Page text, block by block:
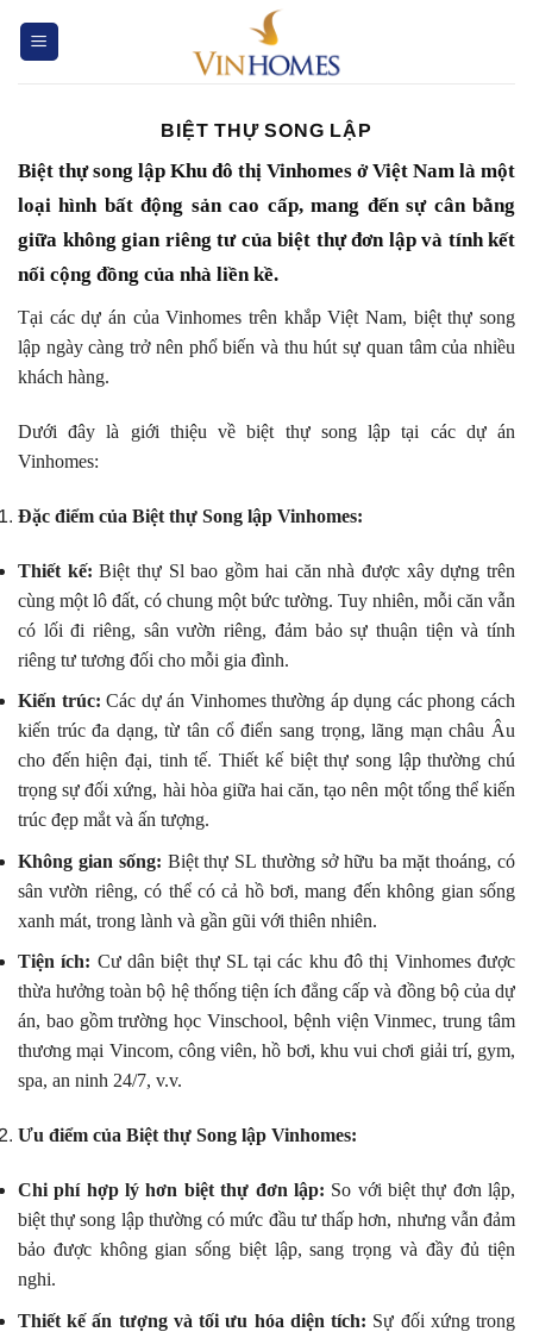
BIỆT THỰ SONG LẬP
Biệt thự song lập Khu đô thị Vinhomes ở Việt Nam là một
loại hình bất động sản cao cấp, mang đến sự cân bằng
giữa không gian riêng tư của biệt thự đơn lập và tính kết
nối cộng đồng của nhà liền kề.
Tại các dự án của Vinhomes trên khắp Việt Nam, biệt thự song
lập ngày càng trở nên phổ biến và thu hút sự quan tâm của nhiều
khách hàng.
Dưới đây là giới thiệu về biệt thự song lập tại các dự án
Vinhomes:
Đặc điểm của Biệt thự Song lập Vinhomes:
Thiết kế: Biệt thự Sl bao gồm hai căn nhà được xây dựng trên
cùng một lô đất, có chung một bức tường. Tuy nhiên, mỗi căn vẫn
có lối đi riêng, sân vườn riêng, đảm bảo sự thuận tiện và tính
riêng tư tương đối cho mỗi gia đình.
Kiến trúc: Các dự án Vinhomes thường áp dụng các phong cách
kiến trúc đa dạng, từ tân cổ điển sang trọng, lãng mạn châu Âu
cho đến hiện đại, tinh tế. Thiết kế biệt thự song lập thường chú
trọng sự đối xứng, hài hòa giữa hai căn, tạo nên một tổng thể kiến
trúc đẹp mắt và ấn tượng.
Không gian sống: Biệt thự SL thường sở hữu ba mặt thoáng, có
sân vườn riêng, có thể có cả hồ bơi, mang đến không gian sống
xanh mát, trong lành và gần gũi với thiên nhiên.
Tiện ích: Cư dân biệt thự SL tại các khu đô thị Vinhomes được
thừa hưởng toàn bộ hệ thống tiện ích đẳng cấp và đồng bộ của dự
án, bao gồm trường học Vinschool, bệnh viện Vinmec, trung tâm
thương mại Vincom, công viên, hồ bơi, khu vui chơi giải trí, gym,
spa, an ninh 24/7, v.v.
Ưu điểm của Biệt thự Song lập Vinhomes:
Chi phí hợp lý hơn biệt thự đơn lập: So với biệt thự đơn lập,
biệt thự song lập thường có mức đầu tư thấp hơn, nhưng vẫn đảm
bảo được không gian sống biệt lập, sang trọng và đầy đủ tiện
nghi.
Thiết kế ấn tượng và tối ưu hóa diện tích: Sự đối xứng trong